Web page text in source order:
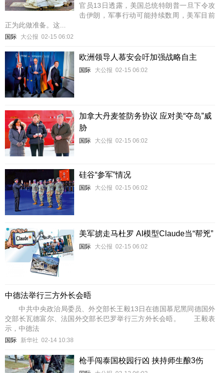
官员13日透露，美国总统特朗普一旦下令攻
击伊朗，军事行动可能持续数周，美军目前
正为此做准备。这...
国际 大公报 02-15 06:02
欧洲领导人慕安会吁加强战略自主
国际 大公报 02-15 06:02
加拿大丹麦签防务协议 应对美“夺岛”威
胁
国际 大公报 02-15 06:02
硅谷“参军”情况
国际 大公报 02-15 06:02
美军掳走马杜罗 AI模型Claude当“帮兇”
国际 大公报 02-15 06:02
中德法举行三方外长会晤
中共中央政治局委员、外交部长王毅13日在德国慕尼黑同德国外
交部长瓦德富尔、法国外交部长巴罗举行三方外长会晤。 王毅表
示，中德法
国际 新华社 02-14 10:38
枪手闯泰国校园行凶 挟持师生酿3伤